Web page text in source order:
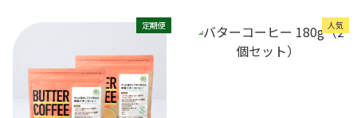
定期便 人気